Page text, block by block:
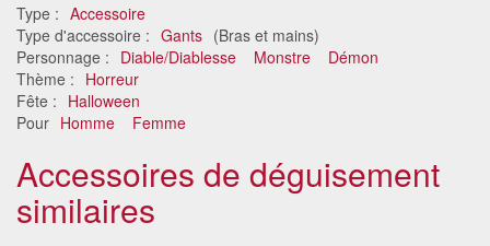
Type : Accessoire
Type d'accessoire : Gants (Bras et mains)
Personnage : Diable/Diablesse Monstre
Démon
Thème : Horreur
Fête : Halloween
Pour Homme Femme
Accessoires de déguisement
similaires